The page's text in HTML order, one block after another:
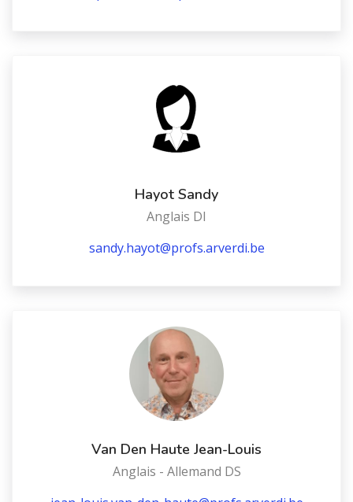
Hayot Sandy
Anglais DI
sandy.hayot@profs.arverdi.be
Van Den Haute Jean-Louis
Anglais - Allemand DS